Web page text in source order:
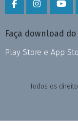
Faça download
Play Store e App
Todos os